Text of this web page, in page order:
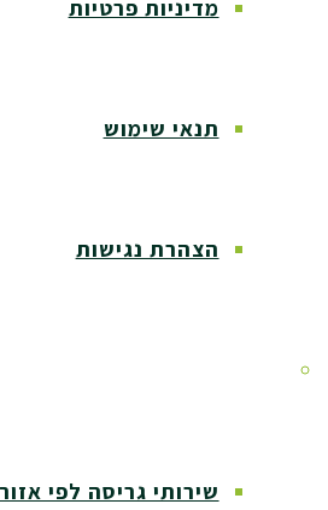
מדיניות פרטיות
תנאי שימוש
הצהרת נגישות
שירותי גריסה לפי